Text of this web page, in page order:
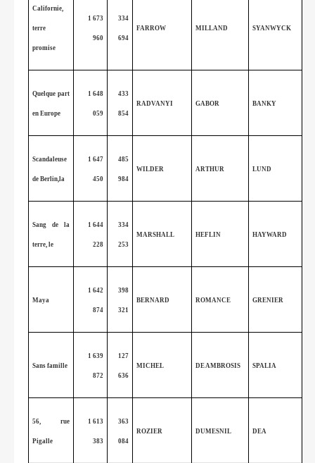
Californie,
terre
promise
1 673
960
334
694
FARROW MILLAND SYANWYCK
Quelque part
en Europe
1 648
059
433
854
RADVANYI GABOR BANKY
Scandaleuse
de Berlin,la
1 647
450
485
984
WILDER ARTHUR LUND
Sang de la
terre, le
1 644
228
334
253
MARSHALL HEFLIN HAYWARD
Maya
1 642
874
398
321
BERNARD ROMANCE GRENIER
Sans famille
1 639
872
127
636
MICHEL DE AMBROSIS SPALIA
56, rue
Pigalle
1 613
383
363
084
ROZIER DUMESNIL DEA